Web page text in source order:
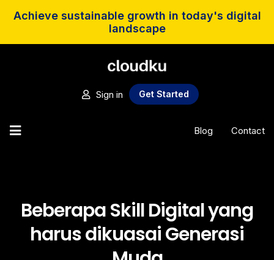
Achieve sustainable growth in today's digital
landscape
Sign in Get Started
Blog Contact
Beberapa Skill Digital yang
harus dikuasai Generasi